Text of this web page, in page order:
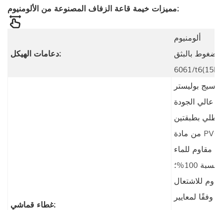
مميزات خيمة قاعة الزفاف المصنوعة من الألومنيوم:
دعامات الهيكل:
ألومنيوم
مضغوط بالبثق
6061/
غطاء قماشي:
نسيج بوليستر
عالي الجودة
مطلي بطبقتين
من مادة PVC؛
مقاوم للماء
بنسبة 100%؛
للاشتعال
وفقًا لمعايير